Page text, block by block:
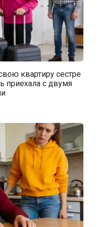
квартиру сестре
приехала с двумя